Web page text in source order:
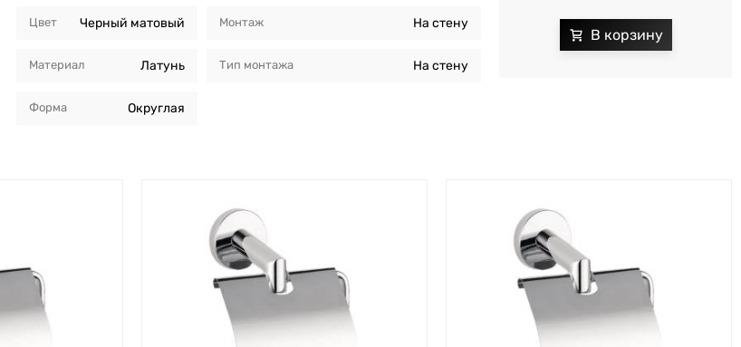
Цвет Черный матовый
Материал Латунь
Форма Округлая
Монтаж На стену
Тип монтажа На стену